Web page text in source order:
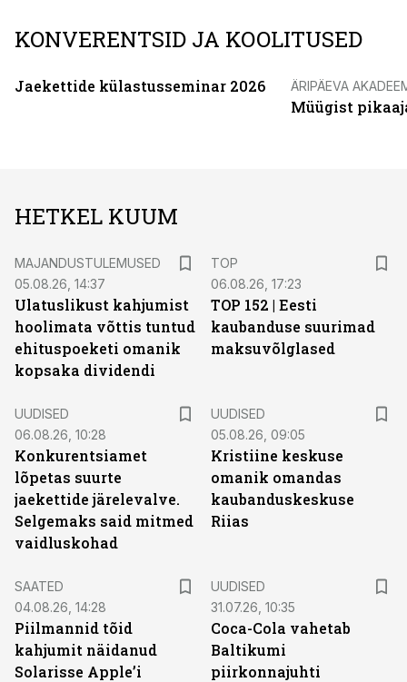
KONVERENTSID JA KOOLITUSED
Jaekettide külastusseminar 2026 ÄRIPÄEVA
Müügist
HETKEL KUUM
MAJANDUSTULEMUSED
05.08.26, 14:37
Ulatuslikust kahjumist
hoolimata võttis tuntud
ehituspoeketi omanik
kopsaka dividendi
TOP
06.08.26, 17:23
TOP 152 | Eesti
kaubanduse suurimad
maksuvõlglased
UUDISED
06.08.26, 10:28
Konkurentsiamet
lõpetas suurte
jaekettide järelevalve.
Selgemaks said mitmed
vaidluskohad
UUDISED
05.08.26, 09:05
Kristiine keskuse
omanik omandas
kaubanduskeskuse
Riias
SAATED
04.08.26, 14:28
Piilmannid tõid
kahjumit näidanud
Solarisse Apple’i
UUDISED
31.07.26, 10:35
Coca-Cola vahetab
Baltikumi
piirkonnajuhti